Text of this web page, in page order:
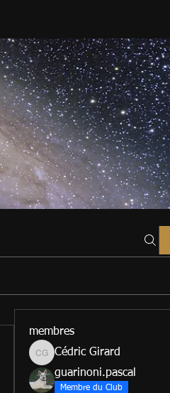
membres
Cédric Girard
Cédric Girard
guarinoni.pascal
Membre du Club